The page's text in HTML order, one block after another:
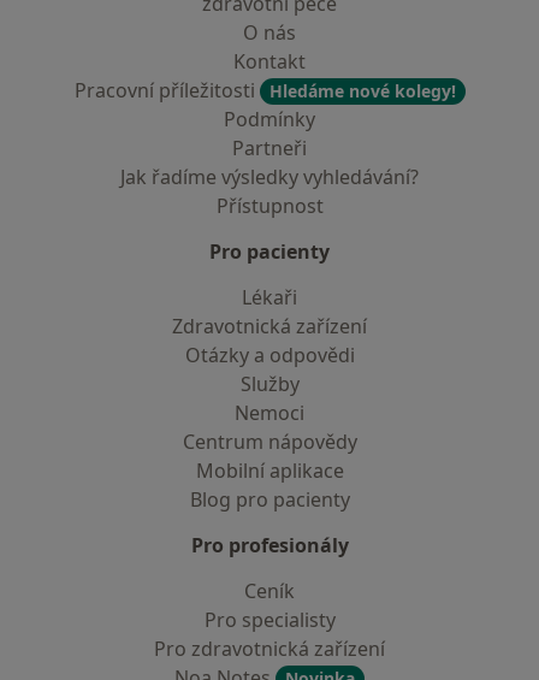
O nás
Kontakt
Pracovní příležitosti
Hledáme nové kolegy!
Podmínky
Partneři
Jak řadíme výsledky vyhledávání?
Přístupnost
Pro pacienty
Lékaři
Zdravotnická zařízení
Otázky a odpovědi
Služby
Nemoci
Centrum nápovědy
Mobilní aplikace
Blog pro pacienty
Pro profesionály
Ceník
Pro specialisty
Pro zdravotnická zařízení